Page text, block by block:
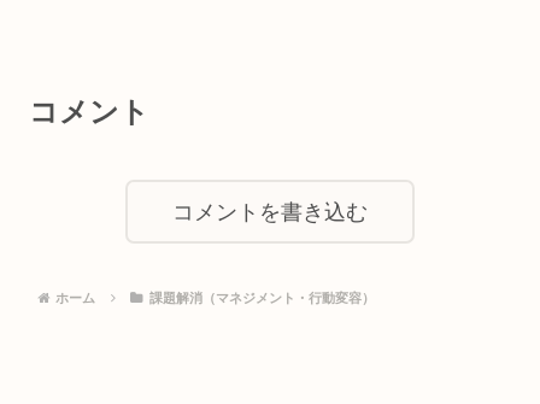
コメント
コメントを書き込む
ホーム 課題解消（マネジメント・行動変容）